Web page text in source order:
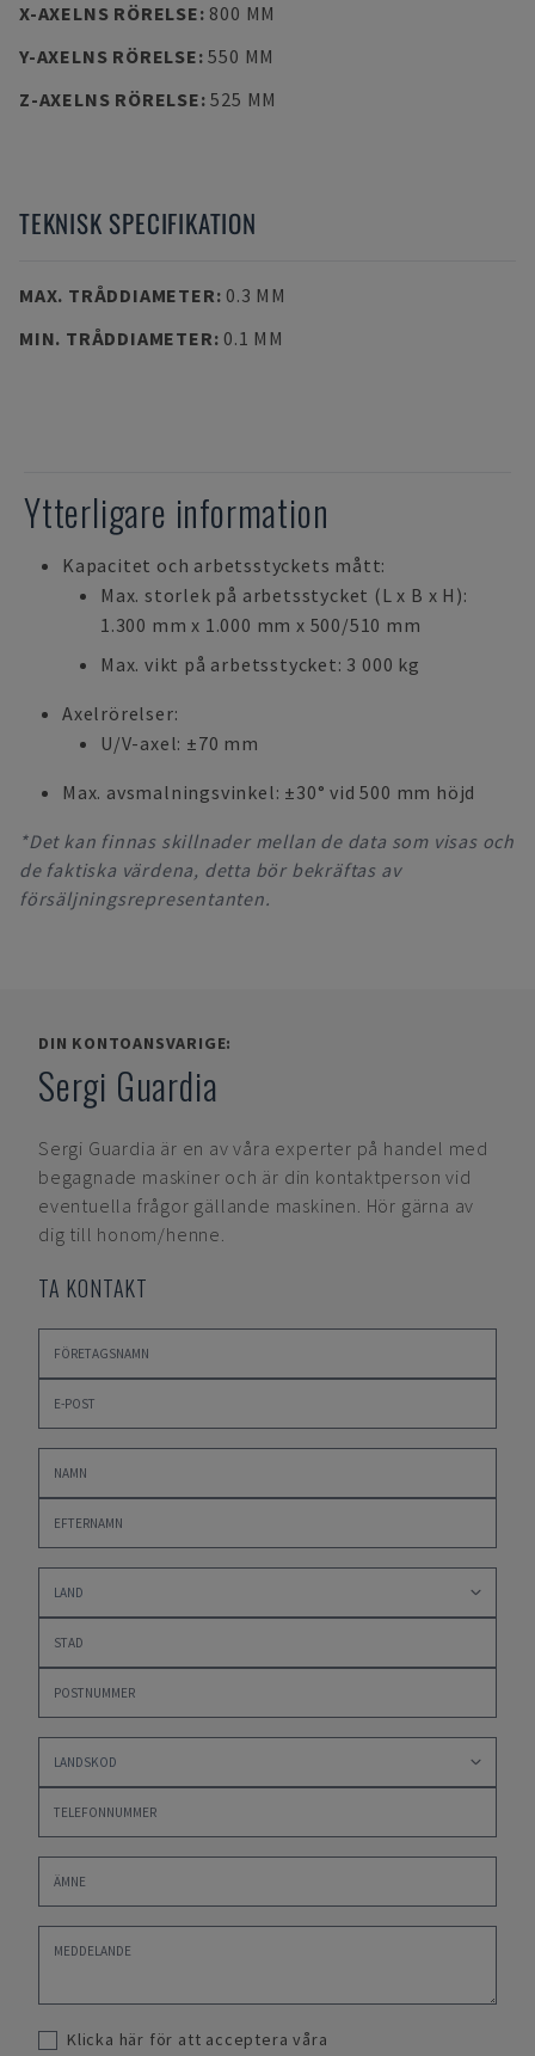
X-AXELNS RÖRELSE: 800 MM
Y-AXELNS RÖRELSE:550 MM
Z-AXELNS RÖRELSE:525 MM
TEKNISK SPECIFIKATION
MAX. TRÅDDIAMETER: 0.3 MM
MIN. TRÅDDIAMETER: 0.1 MM
Ytterligare information
Kapacitet och arbetsstyckets mått:
Max. storlek på arbetsstycket (L x B x H):
1.300 mm x 1.000 mm x 500/510 mm
Max. vikt på arbetsstycket: 3 000 kg
Axelrörelser:
U/V-axel: ±70 mm
Max. avsmalningsvinkel: ±30° vid 500 mm höjd
*Det kan finnas skillnader mellan de data som visas och
de faktiska värdena, detta bör bekräftas av
försäljningsrepresentanten.
DIN KONTOANSVARIGE:
Sergi Guardia
Sergi Guardia är en av våra experter på handel med
begagnade maskiner och är din kontaktperson vid
eventuella frågor gällande maskinen. Hör gärna av
dig till honom/henne.
TA KONTAKT
Klicka här för att acceptera våra